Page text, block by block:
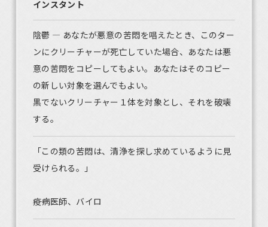
インスタント
陰鬱 ― あなたが悪意の苦悶を唱えたとき、このター
ンにクリーチャーが死亡していた場合、あなたは悪
意の苦悶をコピーしてもよい。あなたはそのコピー
の新しい対象を選んでもよい。
黒でないクリーチャー１体を対象とし、それを破壊
する。
「この類の苦悶は、清浄を探し求めているように見
受けられる。」
――疫病医師、バイロ